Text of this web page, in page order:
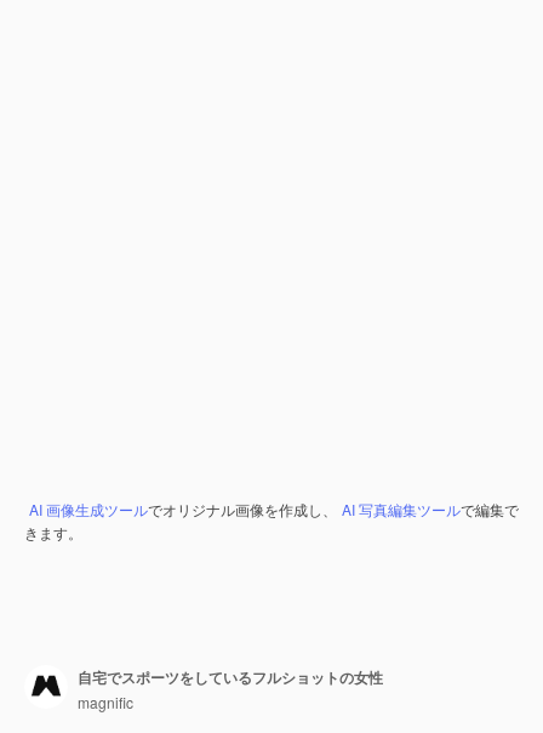
AI 画像生成ツールでオリジナル画像を作成し、 AI 写真編集ツールで編集で
きます。
自宅でスポーツをしているフルショットの女性
magnific